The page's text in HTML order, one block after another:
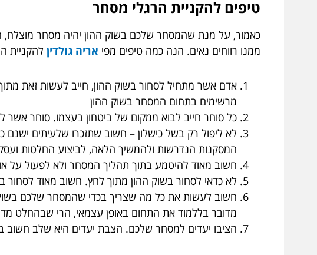
טיפים להקניית הרגלי מסחר
כאמור, על מנת שהמסחר שלכם בשוק ההון יהיה מסחר מוצלח,
ממנו רווחים נאים. הנה כמה טיפים מפי אריה גולדין להקניית
אדם אשר מתחיל לסחור בשוק ההון, חייב לעשות זאת
מרשימים בתחום המסחר בשוק ההון
כל סוחר חייב לבוא ממקום של ביטחון בעצמו. סוחר אשר
לא ליפול רק בשל כישלון – חשוב שתזכרו שלעיתים
המסקנות הנדרשות ולהמשיך הלאה, לביצוע החלטות
חשוב מאוד להיטמע בתוך תהליך המסחר ולא לפעול על
לא כדאי לסחור בשוק ההון מתוך לחץ. חשוב מאוד
חשוב לעשות את כל מה שצריך בכדי שהמסחר שלכם בשוק
מדובר בללמוד את התחום באופן עצמאי, הרי שבהחלט
הציבו יעדים למסחר שלכם. הצבת יעדים היא שלב